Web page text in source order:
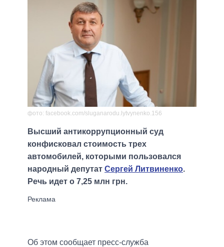
фото: facebook.com/sluganarodu.lytvynenko.156
Высший антикоррупционный суд
конфисковал стоимость трех
автомобилей, которыми пользовался
народный депутат Сергей Литвиненко.
Речь идет о 7,25 млн грн.
Об этом сообщает пресс-служба